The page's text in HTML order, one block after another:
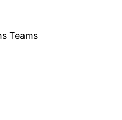
Teams